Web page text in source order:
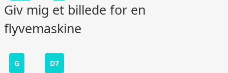
Giv mig et billede for en
flyvemaskine
G D7